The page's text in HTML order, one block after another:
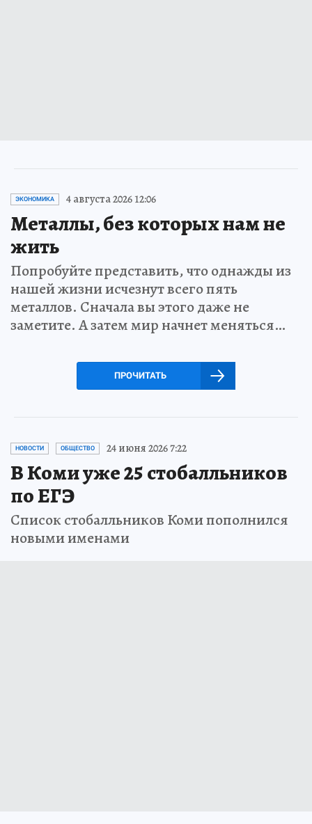
ЭКОНОМИКА 4 августа 2026 12:06
Металлы, без которых нам не
жить
Попробуйте представить, что однажды из
нашей жизни исчезнут всего пять
металлов. Сначала вы этого даже не
заметите. А затем мир начнет меняться…
ПРОЧИТАТЬ
НОВОСТИ ОБЩЕСТВО 24 июня 2026 7:22
В Коми уже 25 стобалльников
по ЕГЭ
Список стобалльников Коми пополнился
новыми именами